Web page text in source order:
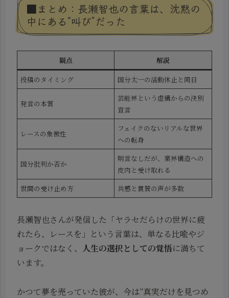
■まとめ：長瀬智也の言葉は、沈黙の
中にある“叫び”だった
観点
解説
投稿のタイミング
国分太一の活動休止と同日
発言の本質
芸能界という虚構からの決別
宣言
レースの象徴性
フェイクのないリアルな世界
への転身
国分批判か否か
明言なしだが、業界構造への
皮肉と受け取れる
世間の受け止め方
共感と賞賛の声が多数
長瀬智也さんが発信した「ヤラセだらけの世界に疲
れたら、レースを」という言葉は、単なる比喩やジ
ョークではなく、 人生の選択としての覚悟に満ちて
います。
かつて夢を売っていた彼が、今は“真実だけを見つめ